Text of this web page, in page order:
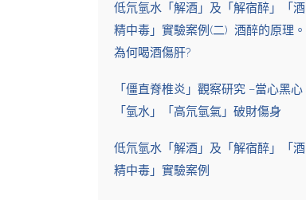
低氘氫水「解酒」及「解宿醉」「酒
精中毒」實驗案例(二) 酒醉的原理。
為何喝酒傷肝?
「僵直脊椎炎」觀察研究 –當心黑心
「氫水」「高氘氫氣」破財傷身
低氘氫水「解酒」及「解宿醉」「酒
精中毒」實驗案例